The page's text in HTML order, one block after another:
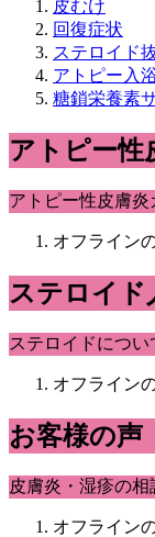
皮むけ
回復症状
ステロイド
アトピー入
糖鎖栄養素
アトピー性
アトピー性皮膚炎
オフライン
ステロイド
ステロイドについ
オフライン
お客様の声
皮膚炎・湿疹の相
オフライン